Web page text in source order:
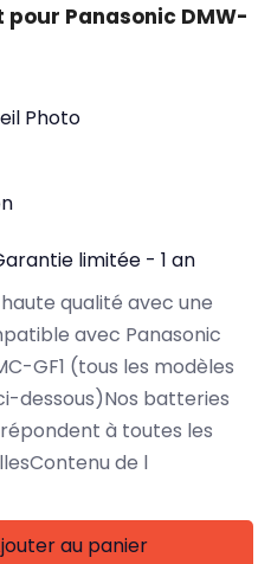
Panasonic DMW-
Photo
limitée - 1 an
qualité avec une
avec Panasonic
GF1 (tous les modèles
dessous)Nos batteries
répondent à toutes les
de l
au panier